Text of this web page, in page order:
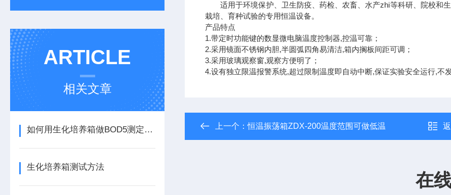
ARTICLE
相关文章
如何用生化培养箱做BOD5测定实验
生化培养箱测试方法
适用于环境保护、卫生防疫、药检、农畜、水产zhi等科研、院校和
栽培、育种试验的专用恒温设备。
产品特点
1.带定时功能键的数显微电脑温度控制器,控温可靠；
2.采用镜面不锈钢内胆,半圆弧四角易清洁,箱内搁板间距可调；
3.采用玻璃观察窗,观察方便明了；
4.设有独立限温报警系统,超过限制温度即自动中断,保证实验安全运行,不
上一个：恒温振荡箱ZDX-200温度范围可做低温
在